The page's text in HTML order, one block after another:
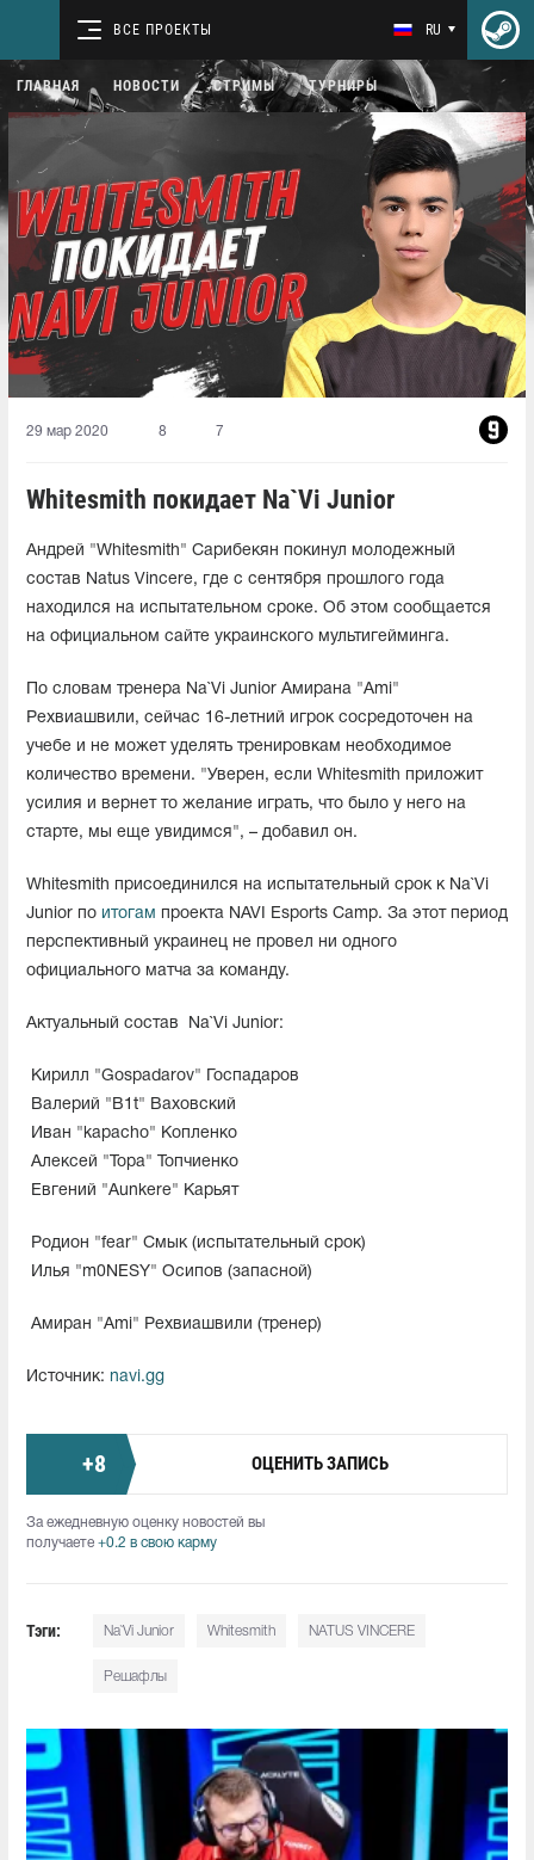
ВСЕ ПРОЕКТЫ RU
ГЛАВНАЯ НОВОСТИ СТРИМЫ ТУРНИРЫ
29 мар 2020 8 7
Whitesmith покидает Na`Vi Junior
Андрей "Whitesmith" Сарибекян покинул молодежный
состав Natus Vincere, где с сентября прошлого года
находился на испытательном сроке. Об этом сообщается
на официальном сайте украинского мультигейминга.
По словам тренера Na`Vi Junior Амирана "Ami"
Рехвиашвили, сейчас 16-летний игрок сосредоточен на
учебе и не может уделять тренировкам необходимое
количество времени. "Уверен, если Whitesmith приложит
усилия и вернет то желание играть, что было у него на
старте, мы еще увидимся", – добавил он.
Whitesmith присоединился на испытательный срок к Na`Vi
Junior по итогам проекта NAVI Esports Camp. За этот период
перспективный украинец не провел ни одного
официального матча за команду.
Актуальный состав Na`Vi Junior:
Кирилл "Gospadarov" Госпадаров
Валерий "B1t" Ваховский
Иван "kapacho" Копленко
Алексей "Topa" Топчиенко
Евгений "Aunkere" Карьят
Родион "fear" Смык (испытательный срок)
Илья "m0NESY" Осипов (запасной)
Амиран "Ami" Рехвиашвили (тренер)
Источник: navi.gg
+8 ОЦЕНИТЬ ЗАПИСЬ
За ежедневную оценку новостей вы
получаете +0.2 в свою карму
Тэги: Na`Vi Junior Whitesmith NATUS VINCERE
Решафлы